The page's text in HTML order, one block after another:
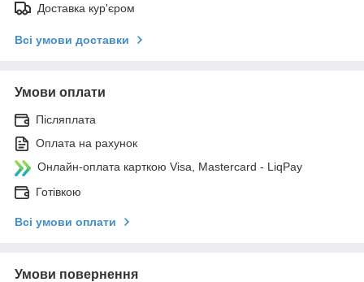
Доставка кур'єром
Всі умови доставки
Умови оплати
Післяплата
Оплата на рахунок
Онлайн-оплата карткою Visa, Mastercard - LiqPay
Готівкою
Всі умови оплати
Умови повернення